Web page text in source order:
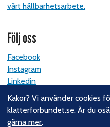
vårt hållbarhetsarbete.
Följ oss
Facebook
Instagram
Linkedin
Nyhetsbrev
Kakor? Vi använder cookies
klatterforbundet.se. Är du
gärna mer.